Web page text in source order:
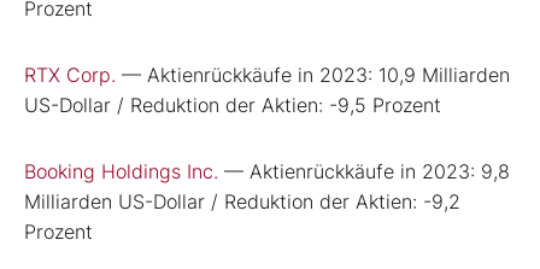
Prozent
RTX Corp. — Aktienrückkäufe in 2023: 10,9 Milliarden
US-Dollar / Reduktion der Aktien: -9,5 Prozent
Booking Holdings Inc. — Aktienrückkäufe in 2023: 9,8
Milliarden US-Dollar / Reduktion der Aktien: -9,2
Prozent